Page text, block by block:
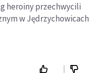
heroiny przechwycili
w Jędrzychowicach